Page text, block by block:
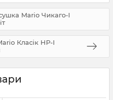
Mario Чикаго-І
Класік НР-I